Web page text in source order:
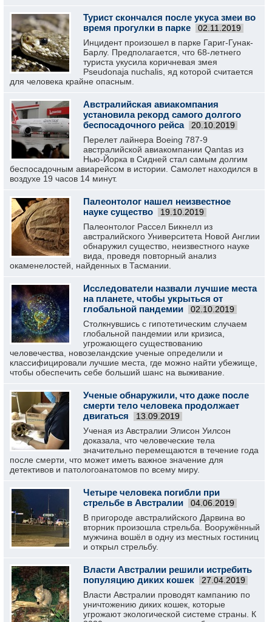
Турист скончался после укуса змеи во
время прогулки в парке
02.11.2019
Инцидент произошел в парке Гариг-Гунак-
Барлу. Предполагается, что 68-летнего
туриста укусила коричневая змея
Pseudonaja nuchalis, яд которой считается
для человека крайне опасным.
Австралийская авиакомпания
установила рекорд самого долгого
беспосадочного рейса
20.10.2019
Перелет лайнера Boeing 787-9
австралийской авиакомпании Qantas из
Нью-Йорка в Сидней стал самым долгим
беспосадочным авиарейсом в истории. Самолет находился в
воздухе 19 часов 14 минут.
Палеонтолог нашел неизвестное
науке существо
19.10.2019
Палеонтолог Рассел Бикнелл из
австралийского Университета Новой Англии
обнаружил существо, неизвестного науке
вида, проведя повторный анализ
окаменелостей, найденных в Тасмании.
Исследователи назвали лучшие места
на планете, чтобы укрыться от
глобальной пандемии
02.10.2019
Столкнувшись с гипотетическим случаем
глобальной пандемии или кризиса,
угрожающего существованию
человечества, новозеландские ученые определили и
классифицировали лучшие места, где можно найти убежище,
чтобы обеспечить себе больший шанс на выживание.
Ученые обнаружили, что даже после
смерти тело человека продолжает
двигаться
13.09.2019
Ученая из Австралии Элисон Уилсон
доказала, что человеческие тела
значительно перемещаются в течение года
после смерти, что может иметь важное значение для
детективов и патологоанатомов по всему миру.
Четыре человека погибли при
стрельбе в Австралии
04.06.2019
В пригороде австралийского Дарвина во
вторник произошла стрельба. Вооружённый
мужчина вошёл в одну из местных гостиниц
и открыл стрельбу.
Власти Австралии решили истребить
популяцию диких кошек
27.04.2019
Власти Австралии проводят кампанию по
уничтожению диких кошек, которые
угрожают экологической системе страны. К